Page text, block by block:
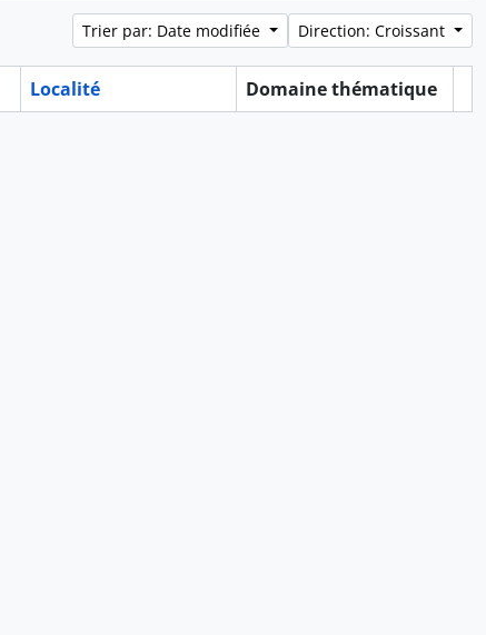
Trier par: Date modifiée Direction: Croissant
Localité
Domaine thématique